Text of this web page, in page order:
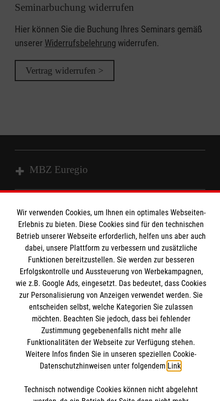
Seminarbuchung widerrufen
Hier können Sie die Buchung Ihres Seminars gemäß
unserer Widerrufsbelehrung widerrufen.
Vertrag widerrufen >
MBZ Euregio
Kurse für Rettungsdienstler
Internationale Kurskonzepte
Informationen
Kontakt
Impressum
Datenschutz
AGB
Malteser online
Malteser Jugend
Malteser International
Mediathek
Soziale Netzwerke
Der Malteser Hilfsdienst e.V. ist als eingetragene
Wir verwenden Cookies, um Ihnen ein optimales Webseiten-
Erlebnis zu bieten. Diese Cookies sind für den technischen
Betrieb unserer Webseite erforderlich, helfen uns aber auch
dabei, unsere Plattform zu verbessern und zusätzliche
Funktionen bereitzustellen. Sie werden zur besseren
Erfolgskontrolle und Aussteuerung von Werbekampagnen,
wie z.B. Google Ads, eingesetzt. Das bedeutet, dass Cookies
zur Personalisierung von Anzeigen verwendet werden. Sie
entscheiden selbst, welche Kategorien Sie zulassen
möchten. Beachten Sie jedoch, dass bei fehlender
Zustimmung gegebenenfalls nicht mehr alle
Funktionalitäten der Webseite zur Verfügung stehen.
Weitere Infos finden Sie in unseren speziellen Cookie-
Datenschutzhinweisen unter folgendem Link.
Technisch notwendige Cookies können nicht abgelehnt